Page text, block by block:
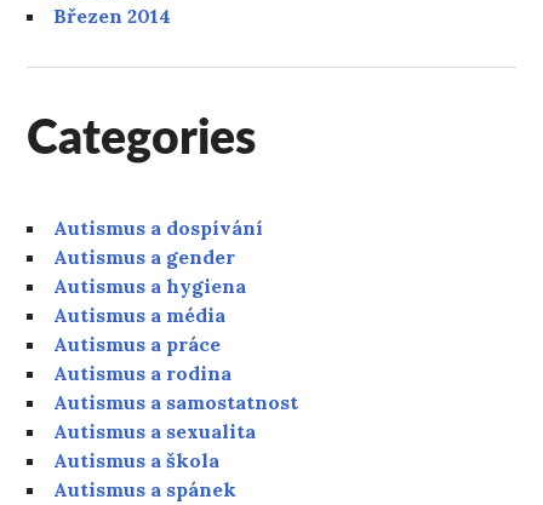
Březen 2014
Categories
Autismus a dospívání
Autismus a gender
Autismus a hygiena
Autismus a média
Autismus a práce
Autismus a rodina
Autismus a samostatnost
Autismus a sexualita
Autismus a škola
Autismus a spánek